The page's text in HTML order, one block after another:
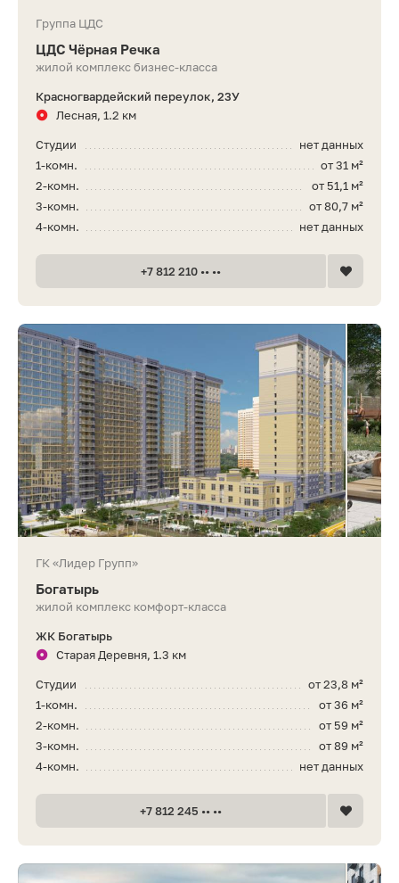
Группа ЦДС
ЦДС Чёрная Речка
жилой комплекс бизнес-класса
Красногвардейский переулок, 23У
Лесная, 1.2 км
нет данных
Студии
от 31 м²
1-комн.
от 51,1 м²
2-комн.
от 80,7 м²
3-комн.
нет данных
4-комн.
+7 812 210 •• ••
ГК «Лидер Групп»
Богатырь
жилой комплекс комфорт-класса
ЖК Богатырь
Старая Деревня, 1.3 км
от 23,8 м²
Студии
от 36 м²
1-комн.
от 59 м²
2-комн.
от 89 м²
3-комн.
нет данных
4-комн.
+7 812 245 •• ••